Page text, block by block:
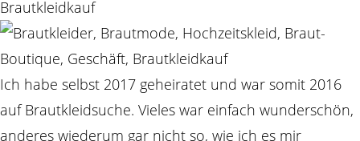
Ich habe selbst 2017 geheiratet und war somit 2016
auf Brautkleidsuche. Vieles war einfach wunderschön,
anderes wiederum gar nicht so, wie ich es mir